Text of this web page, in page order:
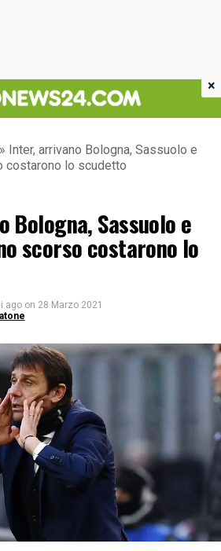
» Inter, arrivano Bologna, Sassuolo e
costarono lo scudetto
Bologna, Sassuolo e
scorso costarono lo
ago on 28 Marzo 2021
×